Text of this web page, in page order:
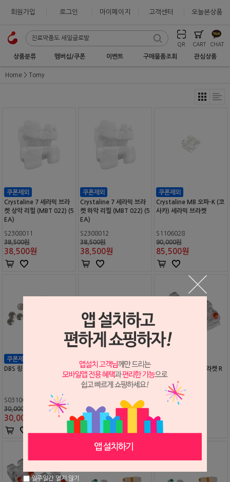
회원가입 로그인 마이페이지 고객센터 오늘본상품
QR CART CHAT
상품분류 멤버십/쿠폰 이벤트 구매물품조회 관심상품
Home Tomy
Crystaline 7 세라믹 브라
켓 상악 리필 (MBT 022) (5
EA)
S2308011
38,500원
38,500원
Crystaline 7 세라믹 브라
켓 하악 리필 (MBT 022) (5
EA)
S2308012
38,500원
38,500원
Crystaline MB 오파-K (코
사카) 세라믹 브라켓
S1106028
90,000원
85,500원
DBS 링궐 버튼 (601-05)
S0310092
30,000원
30,000
DBS 본딩용 트리플 튜브 (#
6)
55,000원
55,000 원
Esther MB 레진 브라켓 R
oth
S2204232
55,000
일주일간 열지 않기